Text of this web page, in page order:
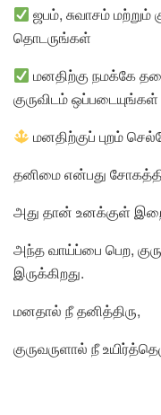
ஜபம், சுவாசம் மற்றும்
தொடருங்கள்
மனதிற்கு நமக்கே
குருவிடம் ஒப்படையுங்கள்
மனதிற்குப் புறம்
தனிமை என்பது
அது தான் உனக்குள்
அந்த வாய்ப்பை பெற,
இருக்கிறது.
மனதால் நீ தனித்திரு,
குருவருளால் நீ